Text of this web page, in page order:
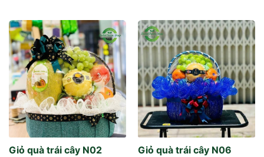
Giỏ quà trái cây N02 Giỏ quà trái cây N06